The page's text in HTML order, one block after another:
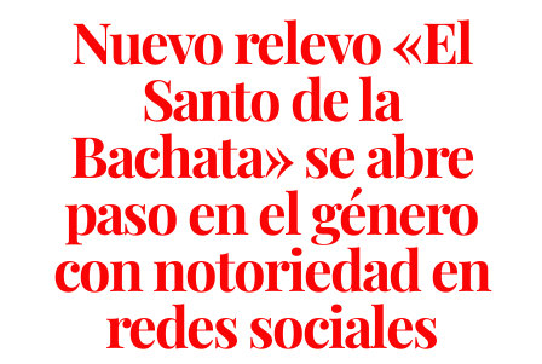
Nuevo relevo «El
Santo de la
Bachata» se abre
paso en el género
con notoriedad en
redes sociales